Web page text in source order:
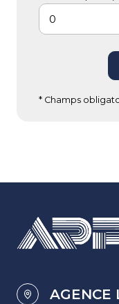
* Champs
AGENCE